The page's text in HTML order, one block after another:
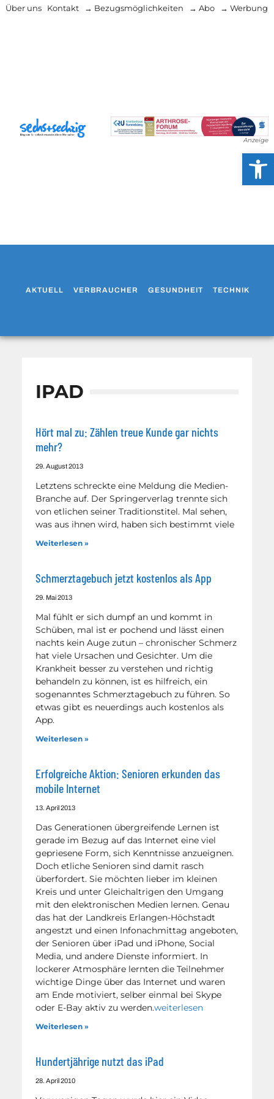
Über uns Kontakt → Bezugsmöglichkeiten → Abo → Werbung
Anzeige
AKTUELL VERBRAUCHER GESUNDHEIT TECHNIK
IPAD
Hört mal zu: Zählen treue Kunde gar nichts
mehr?
29. August 2013
Letztens schreckte eine Meldung die Medien-
Branche auf. Der Springerverlag trennte sich
von etlichen seiner Traditionstitel. Mal sehen,
was aus ihnen wird, haben sich bestimmt viele
Weiterlesen »
Schmerztagebuch jetzt kostenlos als App
29. Mai 2013
Mal fühlt er sich dumpf an und kommt in
Schüben, mal ist er pochend und lässt einen
nachts kein Auge zutun – chronischer Schmerz
hat viele Ursachen und Gesichter. Um die
Krankheit besser zu verstehen und richtig
behandeln zu können, ist es hilfreich, ein
sogenanntes Schmerztagebuch zu führen. So
etwas gibt es neuerdings auch kostenlos als
App.
Weiterlesen »
Erfolgreiche Aktion: Senioren erkunden das
mobile Internet
13. April 2013
Das Generationen übergreifende Lernen ist
gerade im Bezug auf das Internet eine viel
gepriesene Form, sich Kenntnisse anzueignen.
Doch etliche Senioren sind damit rasch
überfordert. Sie möchten lieber im kleinen
Kreis und unter Gleichaltrigen den Umgang
mit den elektronischen Medien lernen. Genau
das hat der Landkreis Erlangen-Höchstadt
angestzt und einen Infonachmittag angeboten,
der Senioren über iPad und iPhone, Social
Media, und andere Dienste informiert. In
lockerer Atmosphäre lernten die Teilnehmer
wichtige Dinge über das Internet und waren
am Ende motiviert, selber einmal bei Skype
oder E-Bay aktiv zu werden.weiterlesen
Weiterlesen »
Hundertjährige nutzt das iPad
28. April 2010